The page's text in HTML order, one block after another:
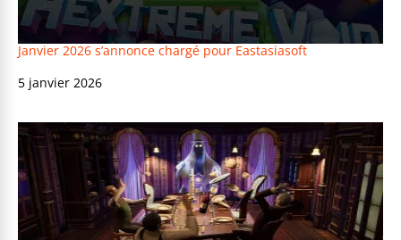
Janvier 2026 s’annonce chargé pour Eastasiasoft
Date
5 janvier 2026